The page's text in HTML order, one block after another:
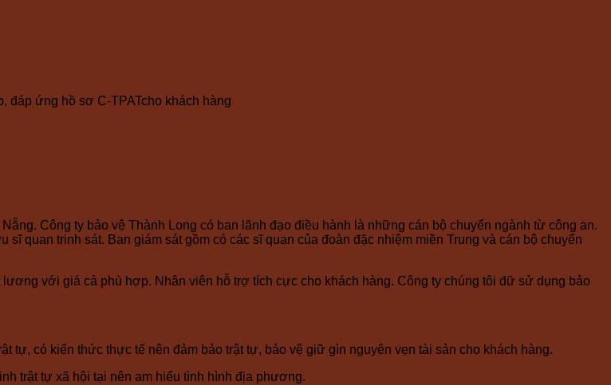
đáp ứng hồ sơ C-TPATcho khách hàng
Công ty bảo vệ Thành Long có ban lãnh đạo điều hành là những cán bộ chuyển ngành từ công an.
quan trinh sát. Ban giám sát gồm có các sĩ quan của đoàn đặc nhiệm miền Trung và cán bộ chuyển
với giá cả phù hợp. Nhân viên hỗ trợ tích cực cho khách hàng. Công ty chúng tôi đữ sử dụng bảo
tự, có kiến thức thực tế nên đảm bảo trật tự, bảo vệ giữ gìn nguyên vẹn tài sản cho khách hàng.
trật tự xã hội tại nên am hiểu tình hình địa phương.